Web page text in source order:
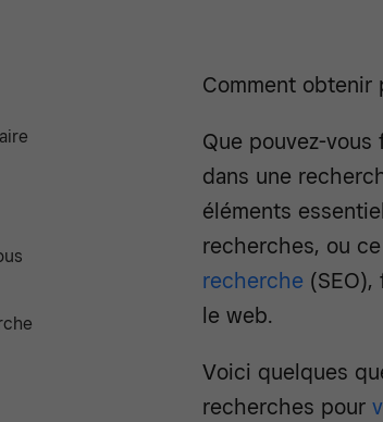
Comment obtenir
Que pouvez-
dans une
éléments
recherches, ou
recherche
le web.
Voici quelques
recherches pour